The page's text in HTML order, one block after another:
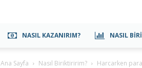
NASIL KAZANIRIM? NASIL
Ana Sayfa Nasıl Biriktiririm? Harcarken